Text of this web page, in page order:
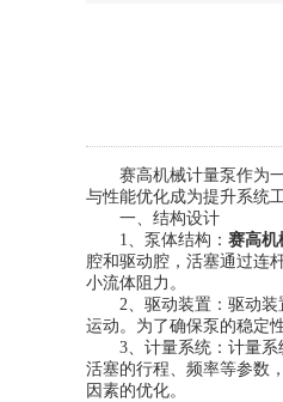
赛高机械计量泵作为一
与性能优化成为提升系统
一、结构设计
1、泵体结构： 赛高机
腔和驱动腔，活塞通过连
小流体阻力。
2、驱动装置：驱动装置
运动。为了确保泵的稳定
3、计量系统：计量系统
活塞的行程、频率等参数
因素的优化。